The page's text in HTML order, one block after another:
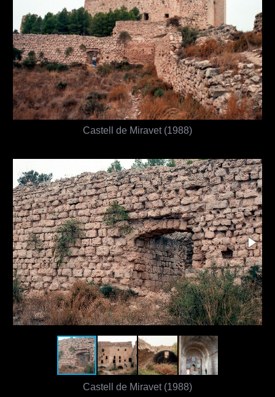
Castell de Miravet (1988)
Castell de Miravet (1988)